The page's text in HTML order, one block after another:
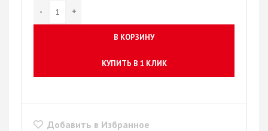
В КОРЗИНУ
КУПИТЬ В 1 КЛИК
Добавить в Избранное